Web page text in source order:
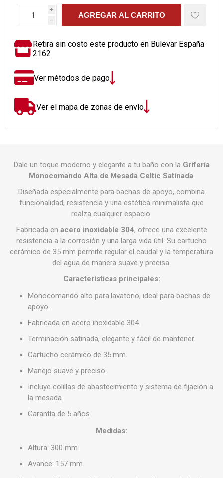
i
h
AGREGAR AL CARRITO
Retira sin costo este producto en Bulevar España
2162
Ver métodos de pago
Ver el mapa de zonas de envío
Dale un toque moderno y elegante a tu baño con la Grifería
Monocomando Alta de Mesada Celtic Satinada.
Diseñada especialmente para bachas de apoyo, combina
funcionalidad, resistencia y una estética minimalista que
realza cualquier espacio.
Fabricada en acero inoxidable 304, ofrece una excelente
resistencia a la corrosión y una larga vida útil. Su cartucho
cerámico de 35 mm permite regular el caudal y la temperatura
del agua de manera suave y precisa.
Características principales:
Monocomando alto para lavatorio, ideal para bachas de
apoyo.
Fabricada en acero inoxidable 304.
Terminación satinada, elegante y fácil de mantener.
Cartucho cerámico de 35 mm.
Manejo suave y preciso.
Incluye colillas de abastecimiento y sistema de fijación a
la mesada.
Garantía de 5 años.
Medidas:
Altura: 300 mm.
Avance: 157 mm.